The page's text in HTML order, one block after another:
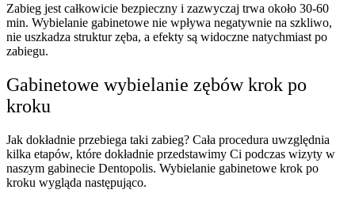
Zabieg jest całkowicie bezpieczny i zazwyczaj trwa około 30-60
min. Wybielanie gabinetowe nie wpływa negatywnie na szkliwo,
nie uszkadza struktur zęba, a efekty są widoczne natychmiast po
zabiegu.
Gabinetowe wybielanie zębów krok po
kroku
Jak dokładnie przebiega taki zabieg? Cała procedura uwzględnia
kilka etapów, które dokładnie przedstawimy Ci podczas wizyty w
naszym gabinecie Dentopolis. Wybielanie gabinetowe krok po
kroku wygląda następująco.